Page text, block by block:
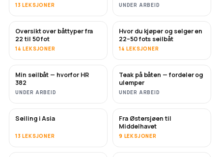
13 LEKSJONER UNDER ARBEID
SNART
Oversikt over båttyper fra
22 til 50 fot
14 LEKSJONER
SNART
Hvor du kjøper og selger en
22–50 fots seilbåt
14 LEKSJONER
SNART
Min seilbåt — hvorfor HR
382
UNDER ARBEID
SNART
Teak på båten — fordeler og
ulemper
UNDER ARBEID
SNART
Seiling i Asia
13 LEKSJONER
SNART
Fra Østersjøen til
Middelhavet
9 LEKSJONER